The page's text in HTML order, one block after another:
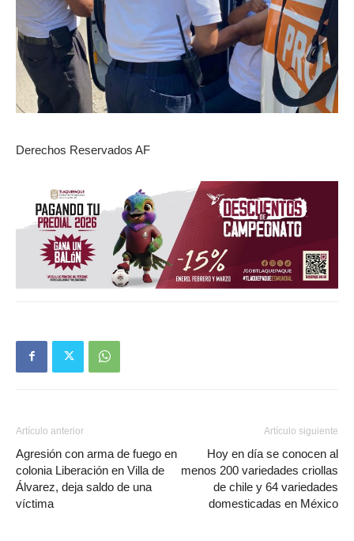
Derechos Reservados AF
Artículo anterior
Agresión con arma de fuego en
colonia Liberación en Villa de
Álvarez, deja saldo de una
víctima
Artículo siguiente
Hoy en día se conocen al
menos 200 variedades criollas
de chile y 64 variedades
domesticadas en México